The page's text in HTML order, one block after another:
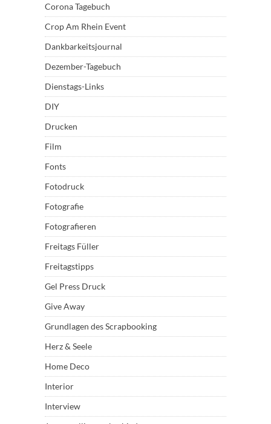
Corona Tagebuch
Crop Am Rhein Event
Dankbarkeitsjournal
Dezember-Tagebuch
Dienstags-Links
DIY
Drucken
Film
Fonts
Fotodruck
Fotografie
Fotografieren
Freitags Füller
Freitagstipps
Gel Press Druck
Give Away
Grundlagen des Scrapbooking
Herz & Seele
Home Deco
Interior
Interview